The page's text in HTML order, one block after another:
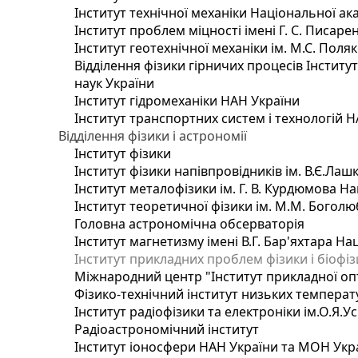
Інститут технічної механіки Національної
Інститут проблем міцності імені Г. С.
Інститут геотехнічної механіки ім. М.С.
Відділення фізики гірничих процесів
наук України
Інститут гідромеханіки НАН України
Інститут транспортних систем і технологій
Відділення фізики і астрономії
Інститут фізики
Інститут фізики напівпровідників ім.
Інститут металофізики ім. Г. В. Курдюмова
Інститут теоретичної фізики ім. М.М.
Головна астрономічна обсерваторія
Інститут магнетизму імені В.Г. Бар'яхтара
Інститут прикладних проблем фізики і
Міжнародний центр "Інститут прикладної
Фізико-технічний інститут низьких
Інститут радіофізики та електроніки
Радіоастрономічний інститут
Інститут іоносфери НАН України та МОН